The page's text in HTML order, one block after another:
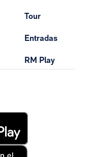
Tour
Entradas
RM Play